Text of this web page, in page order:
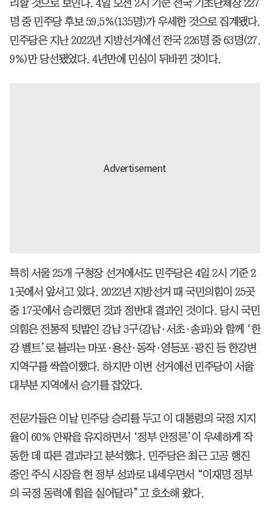
리할 것으로 보인다. 4일 오전 2시 기준 전국 기초단체장 227
명 중 민주당 후보 59.5%(135명)가 우세한 것으로 집계됐다.
민주당은 지난 2022년 지방선거에선 전국 226명 중 63명(27.
9%)만 당선됐었다. 4년만에 민심이 뒤바뀐 것이다.
특히 서울 25개 구청장 선거에서도 민주당은 4일 2시 기준 2
1곳에서 앞서고 있다. 2022년 지방선거 때 국민의힘이 25곳
중 17곳에서 승리했던 것과 정반대 결과인 것이다. 당시 국민
의힘은 전통적 텃밭인 강남 3구(강남·서초·송파)와 함께 ‘한
강 벨트’로 불리는 마포·용산·동작·영등포·광진 등 한강변
지역구를 싹쓸이했다. 하지만 이번 선거에선 민주당이 서울
대부분 지역에서 승기를 잡았다.
전문가들은 이날 민주당 승리를 두고 이 대통령의 국정 지지
율이 60% 안팎을 유지하면서 ‘정부 안정론’이 우세하게 작
동한 데 따른 결과라고 분석했다. 민주당은 최근 고공 행진
중인 주식 시장을 현 정부 성과로 내세우면서 “이재명 정부
의 국정 동력에 힘을 실어달라”고 호소해 왔다.